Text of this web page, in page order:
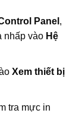
Panel ,
nhấp vào Hệ
Xem thiết bị
tra mực in